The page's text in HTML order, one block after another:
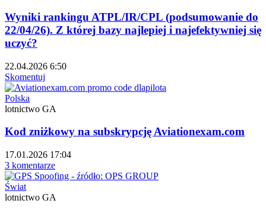
Wyniki rankingu ATPL/IR/CPL (podsumowanie do
22/04/26). Z której bazy najlepiej i najefektywniej się
uczyć?
22.04.2026 6:50
Skomentuj
Polska
lotnictwo GA
Kod zniżkowy na subskrypcję Aviationexam.com
17.01.2026 17:04
3 komentarze
Świat
lotnictwo GA